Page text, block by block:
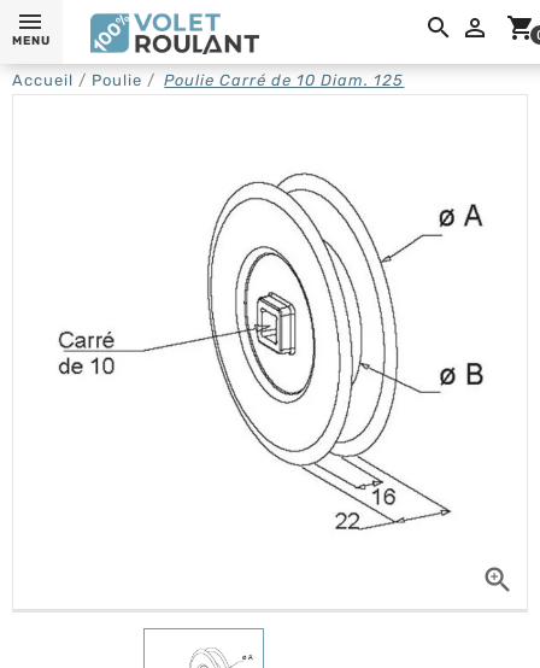
 shopping_cart
MENU
Accueil Poulie Poulie Carré de 10 Diam. 125
